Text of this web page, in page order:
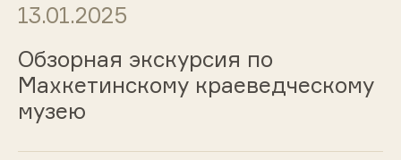
13.01.2025
Обзорная экскурсия по
Махкетинскому краеведческому
музею